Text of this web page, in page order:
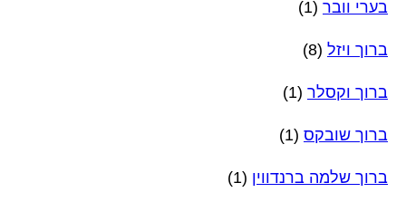
בערי וובר (1)
ברוך ויזל (8)
ברוך וקסלר (1)
ברוך שובקס (1)
ברוך שלמה ברנדווין (1)